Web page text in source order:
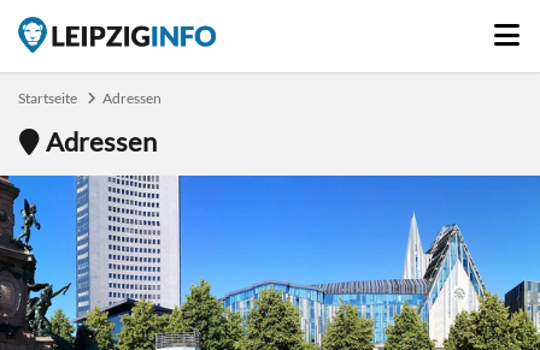
Startseite Adressen
Adressen